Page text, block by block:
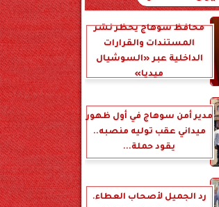
محافظ سوهاج يحظر نشر
المستندات والقرارات
الداخلية عبر «السوشيال
ميديا»
مدير أمن سوهاج في أول ظهور
ميداني عقب توليه منصبه..
يقود حملة...
رد الجميل لأصحاب العطاء.